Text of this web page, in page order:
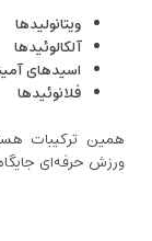
ویتانولیدها
آلکالوئیدها
اسیدهای
فلانوئیدها
همین ترکیبات
ورزش حرفه‌ای